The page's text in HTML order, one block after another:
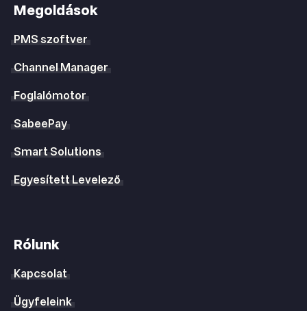
Megoldások
PMS szoftver
Channel Manager
Foglalómotor
SabeePay
Smart Solutions
Egyesített Levelező
Rólunk
Kapcsolat
Ügyfeleink